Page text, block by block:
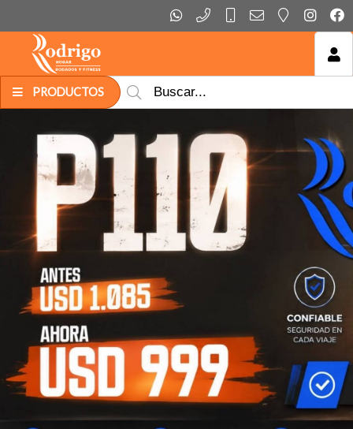
PRODUCTOS
MI COMPRA